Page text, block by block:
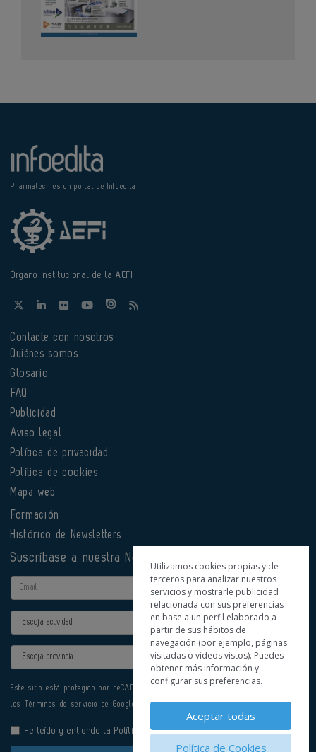
Pharmatech es un portal de Infoedita
Órgano institucional de la AEFI
Contacte con nosotros
Quiénes somos
Glosario
FAQ
Publicidad
Aviso legal
Política de privacidad
Política de cookies
Mapa web
Formación
Histórico de Newsletters
Suscríbase a nuestra Newsletter
Email
Actividad
Provincia
Este sitio está protegido por reCAPTCHA y se aplican la
los Términos de servicio de Google.
He leído y entiendo la Política de Privacidad
Utilizamos cookies propias y de
terceros para analizar nuestros
servicios y mostrarle publicidad
relacionada con sus preferencias
en base a un perfil elaborado a
partir de sus hábitos de
navegación (por ejemplo, páginas
visitadas o videos vistos). Puedes
obtener más información y
configurar sus preferencias.
Aceptar todas
Política de Cookies